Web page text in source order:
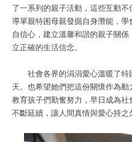
了一系列的親子活動，這些互動不
導單親特困母親發掘自身潛能，
自信心，建立溫馨和諧的親子關
立正確的生活信念。
社會各界的涓涓愛心溫暖了
天。也希望她們把這份關懷作為動
教育孩子們勤奮努力，早日成為
不斷延續，讓人間真情與愛心持之